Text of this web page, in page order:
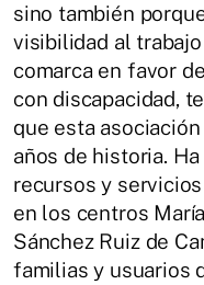
sino también
visibilidad al
comarca en favor
con discapacidad,
que esta
años de historia.
recursos y
en los centros
Sánchez Ruiz de
familias y usuarios